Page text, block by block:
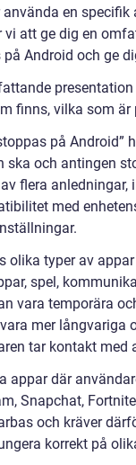
använda en specifik
vi att ge dig en
Android och ge
finns, vilka som är
på Android”
ska och antingen
flera anledningar,
med
olika typer av
spel,
vara temporära
mer långvariga
tar kontakt med
appar där
Snapchat,
och kräver
korrekt på